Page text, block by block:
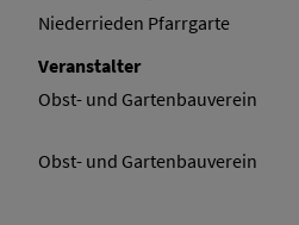
Obst- und Gartenbauverein
Niederrieden Pfarrgarte
Veranstalter
Obst- und Gartenbauverein